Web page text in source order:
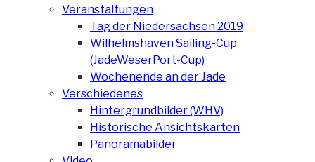
Veranstaltungen
Tag der Niedersachsen 2019
Wilhelmshaven Sailing-Cup
(JadeWeserPort-Cup)
Wochenende an der Jade
Verschiedenes
Hintergrundbilder (WHV)
Historische Ansichtskarten
Panoramabilder